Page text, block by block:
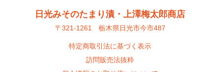
日光みそのたまり漬・上澤梅太郎商店
〒321-1261 栃木県日光市今市487
特定商取引法に基づく表示
訪問販売法抜粋